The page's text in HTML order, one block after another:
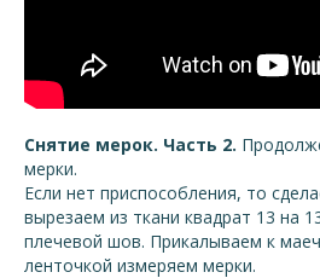
Снятие мерок. Часть 2.
мерки.
Если нет приспособления, то
вырезаем из ткани квадрат 13 на
плечевой шов. Прикалываем к
ленточкой измеряем мерки.